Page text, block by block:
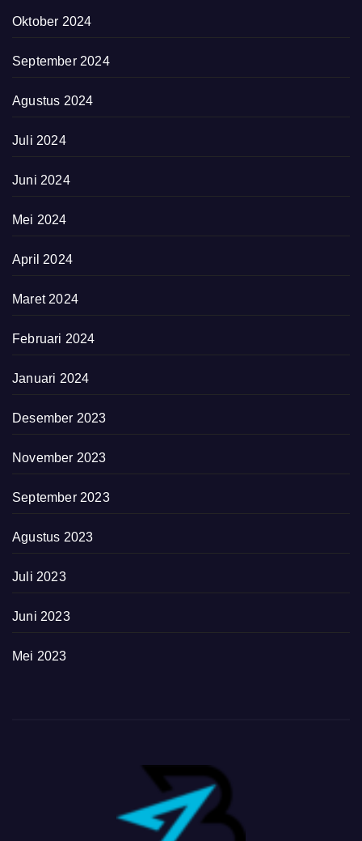
Oktober 2024
September 2024
Agustus 2024
Juli 2024
Juni 2024
Mei 2024
April 2024
Maret 2024
Februari 2024
Januari 2024
Desember 2023
November 2023
September 2023
Agustus 2023
Juli 2023
Juni 2023
Mei 2023